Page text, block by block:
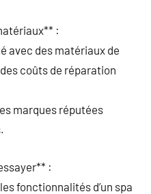
:
avec des matériaux de
coûts de réparation
marques réputées
:
fonctionnalités d’un spa